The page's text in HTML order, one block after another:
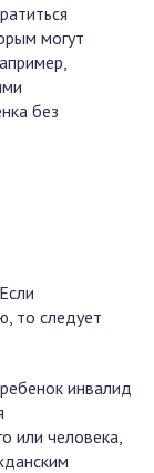
могут
без
то следует
инвалид
или человека,